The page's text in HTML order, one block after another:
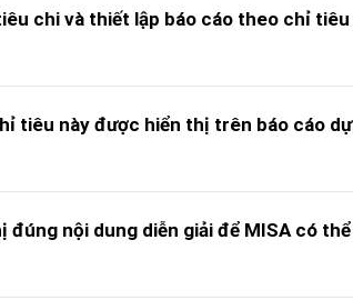
chi và thiết lập báo cáo theo chỉ tiêu
tiêu này được hiển thị trên báo cáo dự
nội dung diễn giải để MISA có thể